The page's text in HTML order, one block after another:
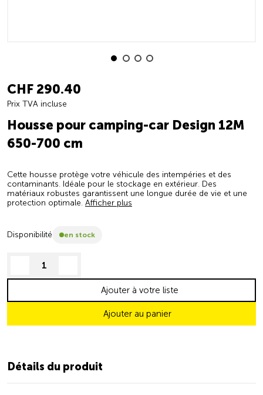
CHF 290.40
Prix TVA incluse
Housse pour camping-car Design 12M
650-700 cm
Cette housse protège votre véhicule des intempéries et des
contaminants. Idéale pour le stockage en extérieur. Des
matériaux robustes garantissent une longue durée de vie et une
protection optimale. Afficher plus
Disponibilité en stock
decrease quantity
Ajouter au panier
Ajouter à votre liste
Détails du produit